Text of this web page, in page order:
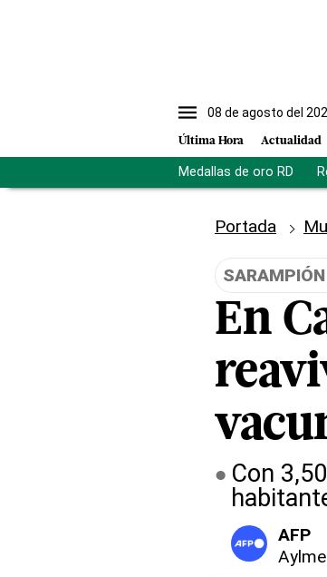
08 de agosto del
Última Hora Actualidad
Medallas de oro RD
Portada
SARAMPIÓN
En
Con
AFP